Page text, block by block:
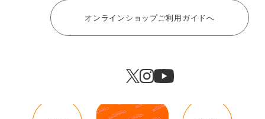
オンラインショップご利用ガイドへ
「専用高電導ジェルシート」